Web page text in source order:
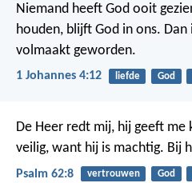
Niemand heeft God ooit
houden, blijft God in ons. Dan
volmaakt geworden.
1 Johannes 4:12 liefde God
De Heer redt mij, hij geeft me
veilig, want hij is machtig. Bij
Psalm 62:8 vertrouwen God